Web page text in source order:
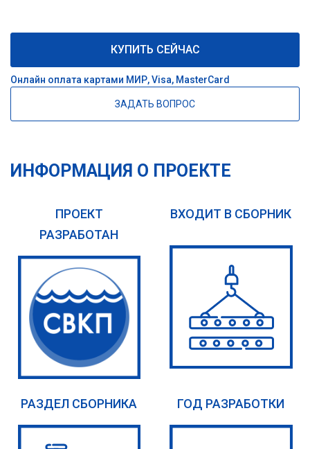
КУПИТЬ СЕЙЧАС
Онлайн оплата картами МИР, Visa, MasterCard
ЗАДАТЬ ВОПРОС
ИНФОРМАЦИЯ О ПРОЕКТЕ
ПРОЕКТ
РАЗРАБОТАН
ВХОДИТ В СБОРНИК
РАЗДЕЛ СБОРНИКА ГОД РАЗРАБОТКИ